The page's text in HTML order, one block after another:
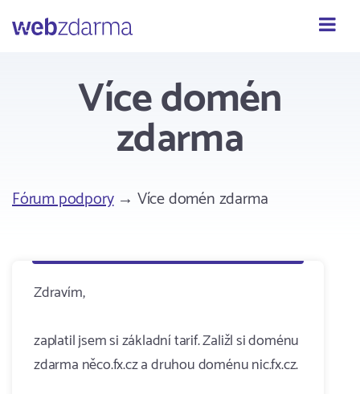
Webzdarma
Více domén
zdarma
Fórum podpory→ Více domén zdarma
Zdravím,
zaplatil jsem si základní tarif. Zaližl si doménu
zdarma něco.fx.cz a druhou doménu nic.fx.cz.